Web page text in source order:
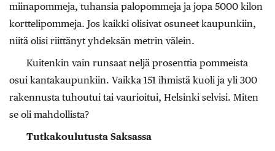
miinapommeja, tuhansia palopommeja ja jopa 5000 kilon
korttelipommeja. Jos kaikki olisivat osuneet kaupunkiin,
niitä olisi riittänyt yhdeksän metrin välein.
Kuitenkin vain runsaat neljä prosenttia pommeista
osui kantakaupunkiin. Vaikka 151 ihmistä kuoli ja yli 300
rakennusta tuhoutui tai vaurioitui, Helsinki selvisi. Miten
se oli mahdollista?
Tutkakoulutusta Saksassa